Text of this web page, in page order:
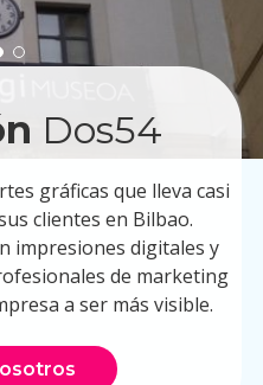
Dos54
gráficas que lleva casi
clientes en Bilbao.
impresiones digitales y
de marketing
a ser más visible.